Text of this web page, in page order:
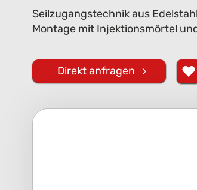
Seilzugangstechnik aus
Montage mit Injektionsmörtel
Direkt anfragen